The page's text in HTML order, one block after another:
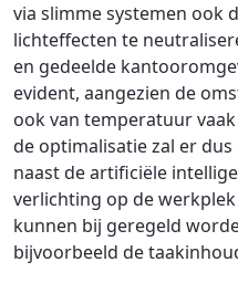
via slimme systemen ook
lichteffecten te
en gedeelde
evident, aangezien de
ook van temperatuur
de optimalisatie zal er
naast de artificiële
verlichting op de
kunnen bij geregeld
bijvoorbeeld de